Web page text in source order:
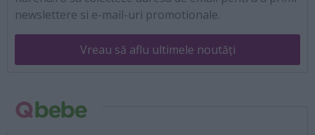
newslettere si e-mail-uri promotionale.
Vreau să aflu ultimele noutăți